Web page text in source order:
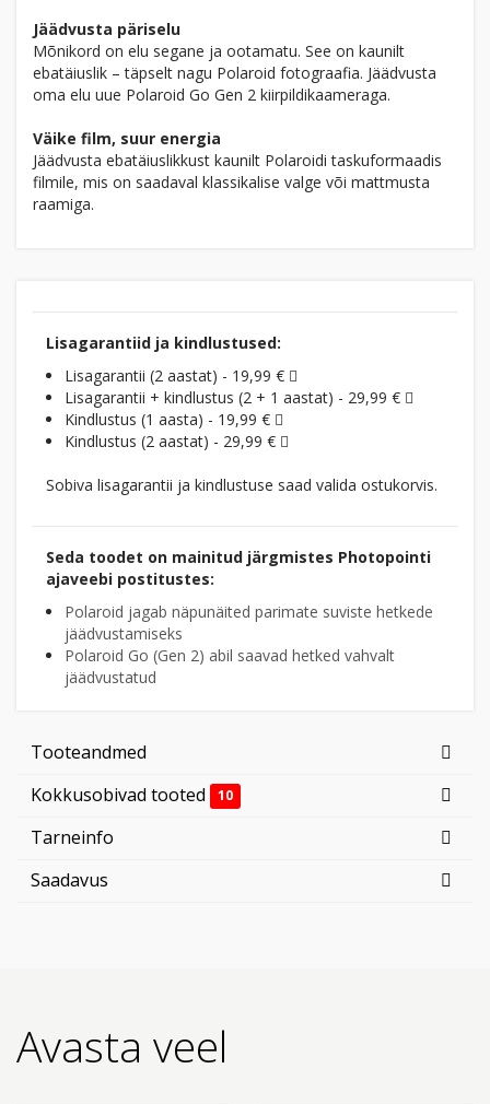
Jäädvusta päriselu
Mõnikord on elu segane ja ootamatu. See on kaunilt
ebatäiuslik – täpselt nagu Polaroid fotograafia. Jäädvusta
oma elu uue Polaroid Go Gen 2 kiirpildikaameraga.
Väike film, suur energia
Jäädvusta ebatäiuslikkust kaunilt Polaroidi taskuformaadis
filmile, mis on saadaval klassikalise valge või mattmusta
raamiga.
Lisagarantiid ja kindlustused:
Lisagarantii (2 aastat) - 19,99 €
Lisagarantii + kindlustus (2 + 1 aastat) - 29,99 €
Kindlustus (1 aasta) - 19,99 €
Kindlustus (2 aastat) - 29,99 €
Sobiva lisagarantii ja kindlustuse saad valida ostukorvis.
Seda toodet on mainitud järgmistes Photopointi
ajaveebi postitustes:
Polaroid jagab näpunäited parimate suviste hetkede
jäädvustamiseks
Polaroid Go (Gen 2) abil saavad hetked vahvalt
jäädvustatud
Tooteandmed
Kokkusobivad tooted
10
Tarneinfo
Saadavus
Avasta veel